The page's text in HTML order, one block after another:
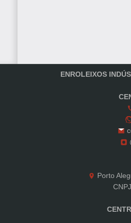
ENROLEIXOS
Porto